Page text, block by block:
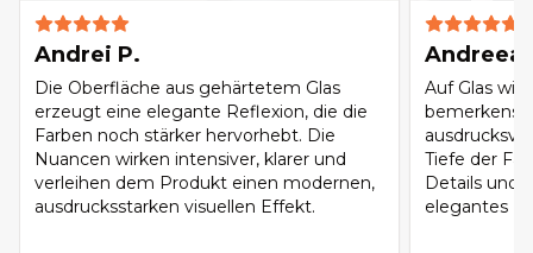
Andrei P.
Die Oberfläche aus gehärtetem Glas
erzeugt eine elegante Reflexion, die die
Farben noch stärker hervorhebt. Die
Nuancen wirken intensiver, klarer und
verleihen dem Produkt einen modernen,
ausdrucksstarken visuellen Effekt.
Andreea
Auf Glas
Tiefe der
Details und
elegantes